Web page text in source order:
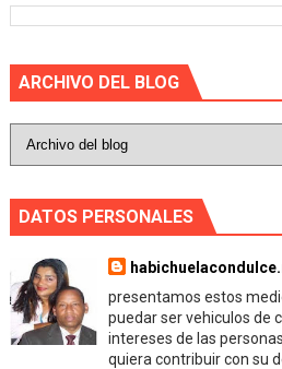
ARCHIVO DEL BLOG
DATOS PERSONALES
presentamos estos
puedar ser vehiculos de
intereses de las
quiera contribuir con su